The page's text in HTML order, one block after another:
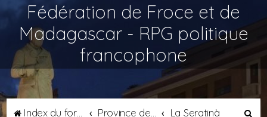
Fédération de Froce et de
Madagascar - RPG politique
francophone
Index du forum La Seratinà